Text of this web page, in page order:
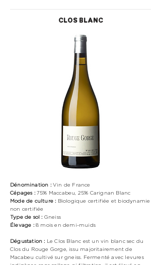
CLOS BLANC
Dénomination : Vin de France
Cépages : 75% Maccabeu, 25% Carignan Blanc
Mode de culture : Biologique certifiée et biodynamie
non certifiée
Type de sol : Gneiss
Élevage : 8 mois en demi-muids
Dégustation : Le Clos Blanc est un vin blanc sec du
Clos du Rouge Gorge, issu majoritairement de
Macabeu cultivé sur gneiss. Fermenté avec levures